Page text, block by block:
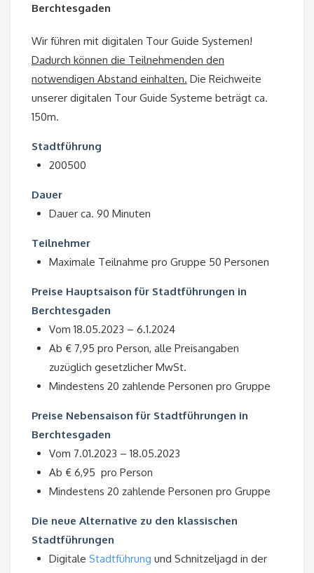
Berchtesgaden
Wir führen mit digitalen Tour Guide Systemen!
Dadurch können die Teilnehmenden den
notwendigen Abstand einhalten. Die Reichweite
unserer digitalen Tour Guide Systeme beträgt ca.
150m.
Stadtführung
200500
Dauer
Dauer ca. 90 Minuten
Teilnehmer
Maximale Teilnahme pro Gruppe 50 Personen
Preise Hauptsaison für Stadtführungen in
Berchtesgaden
Vom 18.05.2023 – 6.1.2024
Ab € 7,95 pro Person, alle Preisangaben
zuzüglich gesetzlicher MwSt.
Mindestens 20 zahlende Personen pro Gruppe
Preise Nebensaison für Stadtführungen in
Berchtesgaden
Vom 7.01.2023 – 18.05.2023
Ab € 6,95 pro Person
Mindestens 20 zahlende Personen pro Gruppe
Die neue Alternative zu den klassischen
Stadtführungen
Digitale Stadtführung und Schnitzeljagd in der